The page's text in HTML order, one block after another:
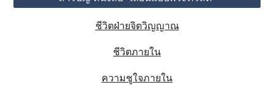
ชีวิตฝ่ายจิตวิญญาณ
ชีวิตภายใน
ความชูใจภายใน